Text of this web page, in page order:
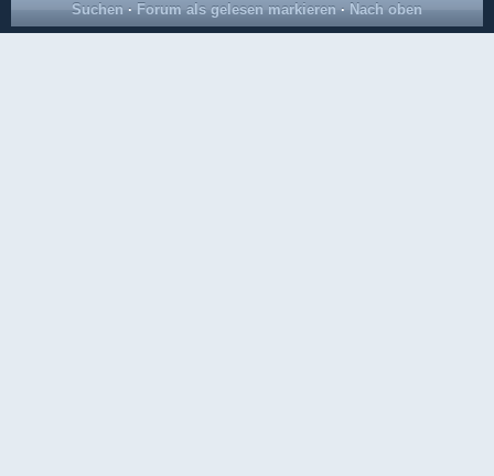
Suchen · Forum als gelesen markieren · Nach oben